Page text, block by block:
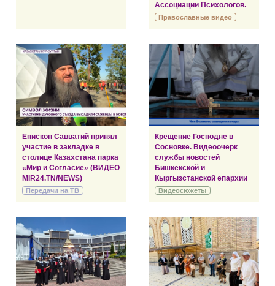
Ассоциации Психологов.
Православные видео
Епископ Савватий принял
участие в закладке в
столице Казахстана парка
«Мир и Согласие» (ВИДЕО
MIR24.TN/NEWS)
Передачи на ТВ
Крещение Господне в
Сосновке. Видеоочерк
службы новостей
Бишкекской и
Кыргызстанской епархии
Видеосюжеты